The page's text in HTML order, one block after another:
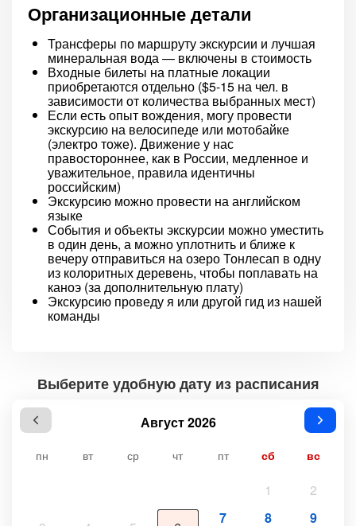
Организационные детали
Трансферы по маршруту экскурсии и лучшая
минеральная вода — включены в стоимость
Входные билеты на платные локации
приобретаются отдельно ($5-15 на чел. в
зависимости от количества выбранных мест)
Если есть опыт вождения, могу провести
экскурсию на велосипеде или мотобайке
(электро тоже). Движение у нас
правостороннее, как в России, медленное и
уважительное, правила идентичны
российским)
Экскурсию можно провести на английском
языке
События и объекты экскурсии можно уместить
в один день, а можно уплотнить и ближе к
вечеру отправиться на озеро Тонлесап в одну
из колоритных деревень, чтобы поплавать на
каноэ (за дополнительную плату)
Экскурсию проведу я или другой гид из нашей
команды
Выберите удобную дату из расписания
Август 2026
пн вт ср чт пт сб вс
1 2
7 8 9